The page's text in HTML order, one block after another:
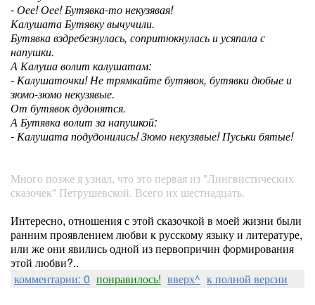
- Оее! Оее! Бутявка-то некузявая!
Калушата Бутявку вычучили.
Бутявка вздребезнулась, сопритюкнулась и усяпала с
напушки.
А Калуша волит калушатам:
- Калушаточки! Не трямкайте бутявок, бутявки дюбые и
зюмо-зюмо некузявые.
От бутявок дудонятся.
А Бутявка волит за напушкой:
- Калушата подудонились! Зюмо некузявые! Пуськи бятые!
Много позже я узнал, что это первая из "Лингвистических
сказочек" Петрушевской. Всего их шестнадцать.
Интересно, отношения с этой сказочкой в моей жизни были
ранним проявлением любви к русскому языку и литературе,
или же они явились одной из первопричин формирования
этой любви?..
комментарии: 0 понравилось! вверх^ к полной версии